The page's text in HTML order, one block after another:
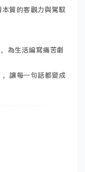
質的客觀力與駕馭
為生活編寫痛苦劇
，讓每一句話都變成